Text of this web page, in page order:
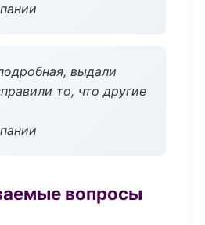
выдали
то, что другие
вопросы